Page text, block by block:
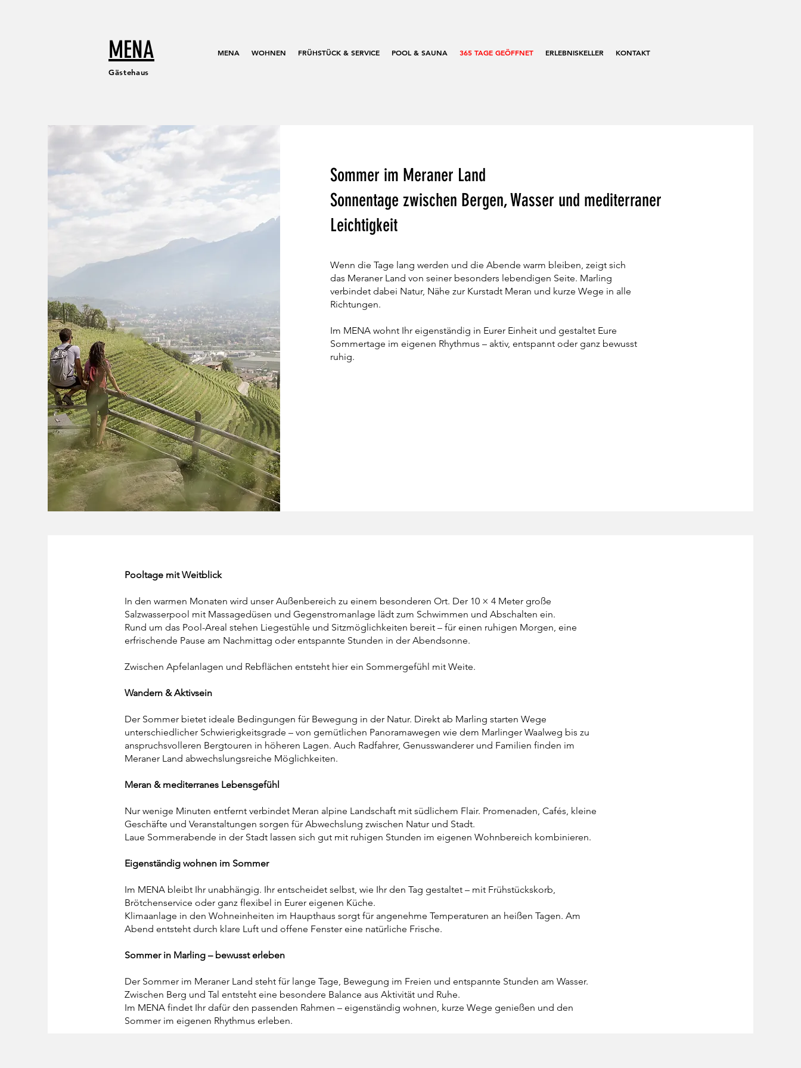
MENA MENA WOHNEN FRÜHSTÜCK & SERVICE POOL & SAUNA 365 TAGE GEÖFFNET ERLEBNISKELLER KONTAKT
Gästehaus
Sommer im Meraner Land
Sonnentage zwischen Bergen, Wasser und mediterraner
Leichtigkeit
Wenn die Tage lang werden und die Abende warm bleiben, zeigt sich
das Meraner Land von seiner besonders lebendigen Seite. Marling
verbindet dabei Natur, Nähe zur Kurstadt Meran und kurze Wege in alle
Richtungen.
Im MENA wohnt Ihr eigenständig in Eurer Einheit und gestaltet Eure
Sommertage im eigenen Rhythmus – aktiv, entspannt oder ganz bewusst
ruhig.
Pooltage mit Weitblick
In den warmen Monaten wird unser Außenbereich zu einem besonderen Ort. Der 10 × 4 Meter große
Salzwasserpool mit Massagedüsen und Gegenstromanlage lädt zum Schwimmen und Abschalten ein.
Rund um das Pool-Areal stehen Liegestühle und Sitzmöglichkeiten bereit – für einen ruhigen Morgen, eine
erfrischende Pause am Nachmittag oder entspannte Stunden in der Abendsonne.
Zwischen Apfelanlagen und Rebflächen entsteht hier ein Sommergefühl mit Weite.
Wandern & Aktivsein
Der Sommer bietet ideale Bedingungen für Bewegung in der Natur. Direkt ab Marling starten Wege
unterschiedlicher Schwierigkeitsgrade – von gemütlichen Panoramawegen wie dem Marlinger Waalweg bis zu
anspruchsvolleren Bergtouren in höheren Lagen. Auch Radfahrer, Genusswanderer und Familien finden im
Meraner Land abwechslungsreiche Möglichkeiten.
Meran & mediterranes Lebensgefühl
Nur wenige Minuten entfernt verbindet Meran alpine Landschaft mit südlichem Flair. Promenaden, Cafés, kleine
Geschäfte und Veranstaltungen sorgen für Abwechslung zwischen Natur und Stadt.
Laue Sommerabende in der Stadt lassen sich gut mit ruhigen Stunden im eigenen Wohnbereich kombinieren.
Eigenständig wohnen im Sommer
Im MENA bleibt Ihr unabhängig. Ihr entscheidet selbst, wie Ihr den Tag gestaltet – mit Frühstückskorb,
Brötchenservice oder ganz flexibel in Eurer eigenen Küche.
Klimaanlage in den Wohneinheiten im Haupthaus sorgt für angenehme Temperaturen an heißen Tagen. Am
Abend entsteht durch klare Luft und offene Fenster eine natürliche Frische.
Sommer in Marling – bewusst erleben
Der Sommer im Meraner Land steht für lange Tage, Bewegung im Freien und entspannte Stunden am Wasser.
Zwischen Berg und Tal entsteht eine besondere Balance aus Aktivität und Ruhe.
Im MENA findet Ihr dafür den passenden Rahmen – eigenständig wohnen, kurze Wege genießen und den
Sommer im eigenen Rhythmus erleben.